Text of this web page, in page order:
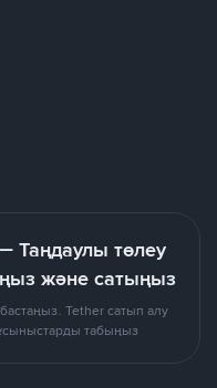
Таңдаулы төлеу
және сатыңыз
Tether сатып алу
табыңыз